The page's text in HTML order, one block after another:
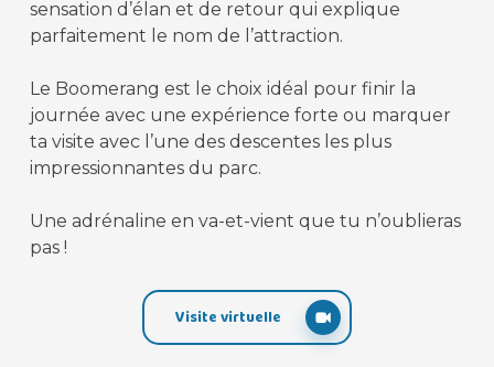
sensation d’élan et de retour qui explique
parfaitement le nom de l’attraction.
Le Boomerang est le choix idéal pour finir la
journée avec une expérience forte ou marquer
ta visite avec l’une des descentes les plus
impressionnantes du parc.
Une adrénaline en va-et-vient que tu n’oublieras
pas !
Visite virtuelle